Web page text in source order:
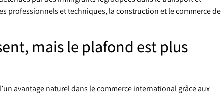
professionnels et techniques, la construction et le commerce de
mais le plafond est plus
avantage naturel dans le commerce international grâce aux